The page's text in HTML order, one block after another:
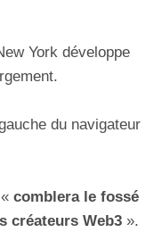
York développe
du navigateur
comblera le fossé
créateurs Web3 ».